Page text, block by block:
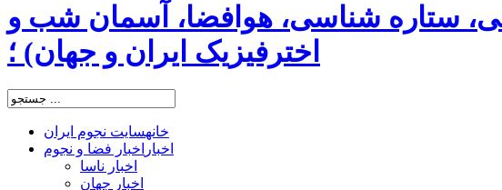
ستاره شناسی، هوافضا، آسمان شب و
اخترفیزیک ایران و جهان) ؛
خانهسایت نجوم ایران
اخبار اخبار فضا و نجوم
اخبار ناسا
اخبار جهان